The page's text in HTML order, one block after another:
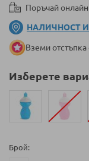
Поръчай
НАЛИЧНОСТ
Вземи
Изберете
Брой